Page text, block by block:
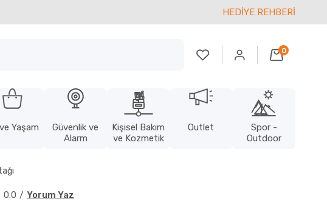
HEDİYE REHBERİ
0
Yaşam
Güvenlik ve
Alarm
Kişisel Bakım
ve Kozmetik
Outlet
Spor -
Outdoor
0.0 Yorum Yaz